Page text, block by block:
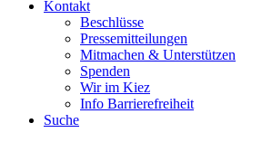
Kontakt
Beschlüsse
Pressemitteilungen
Mitmachen & Unterstützen
Spenden
Wir im Kiez
Info Barrierefreiheit
Suche